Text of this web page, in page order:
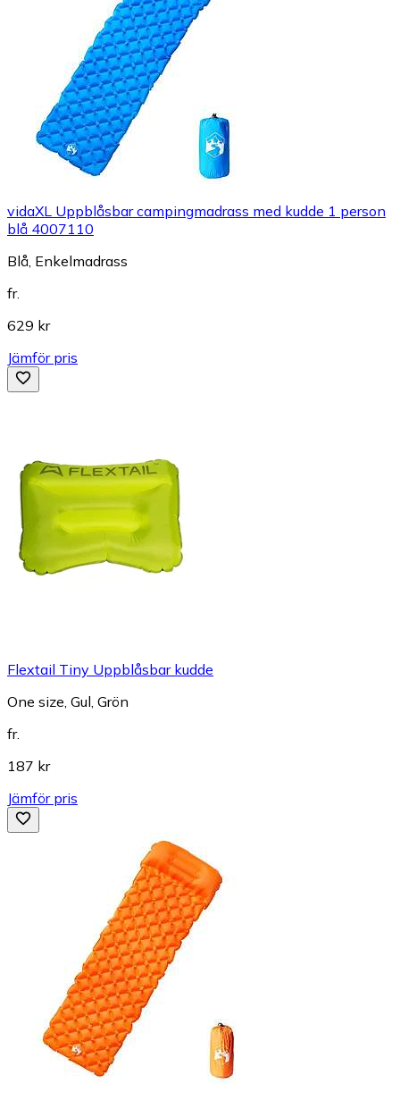
vidaXL Uppblåsbar campingmadrass med kudde 1 person
blå 4007110
Blå, Enkelmadrass
fr.
629 kr
Jämför pris
Flextail Tiny Uppblåsbar kudde
One size, Gul, Grön
fr.
187 kr
Jämför pris